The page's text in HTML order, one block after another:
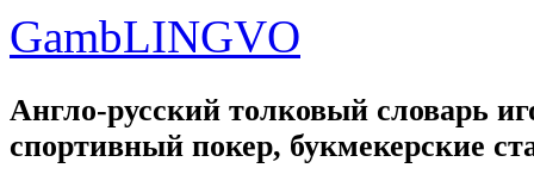
GambLINGVO
Англо-русский толковый словарь
спортивный покер, букмекерские